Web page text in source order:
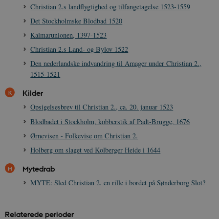
Christian 2.s landflygtighed og tilfangetagelse 1523-1559
Det Stockholmske Blodbad 1520
Kalmarunionen, 1397-1523
Christian 2.s Land- og Bylov 1522
Den nederlandske indvandring til Amager under Christian 2.,
1515-1521
Kilder
Opsigelsesbrev til Christian 2., ca. 20. januar 1523
Blodbadet i Stockholm, kobberstik af Padt-Brugge, 1676
Ørnevisen - Folkevise om Christian 2.
Holberg om slaget ved Kolberger Heide i 1644
Mytedrab
MYTE: Sled Christian 2. en rille i bordet på Sønderborg Slot?
Relaterede perioder
be_typo_user
TYPO3 Association
.danmarkshistorien.dk
sp_t
.spotify.com